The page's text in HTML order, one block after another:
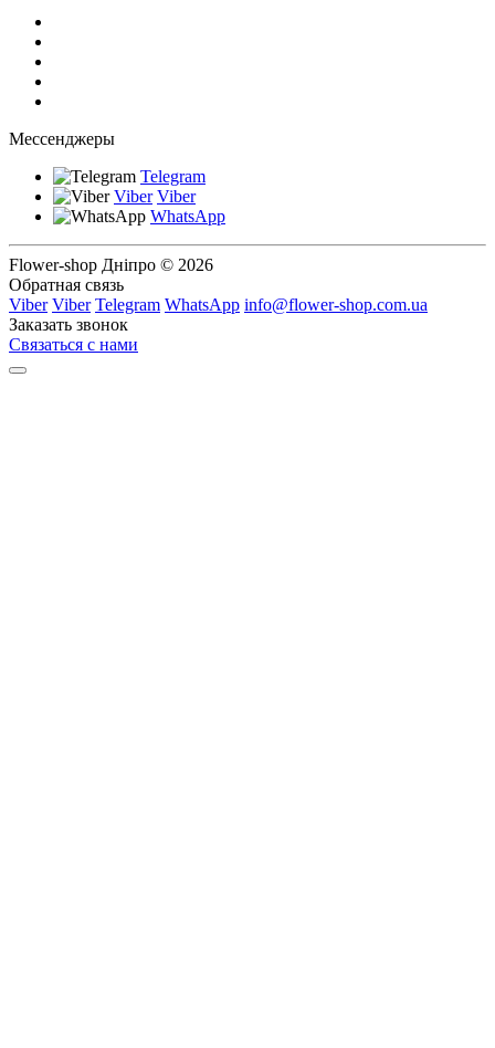
Мессенджеры
Telegram
Viber Viber
WhatsApp
Flower-shop Дніпро © 2026
Обратная связь
Viber Viber Telegram WhatsApp info@flower-shop.com.ua
Заказать звонок
Связаться с нами